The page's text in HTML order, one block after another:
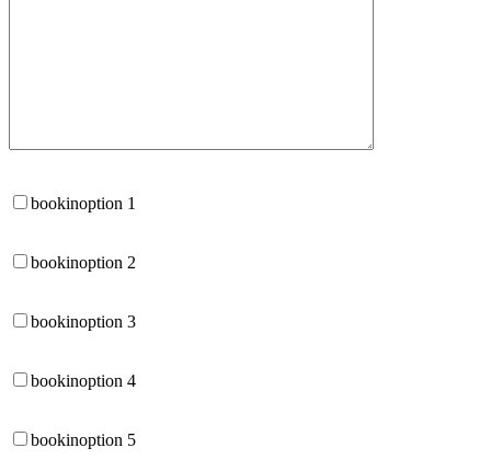
bookinoption 1
bookinoption 2
bookinoption 3
bookinoption 4
bookinoption 5